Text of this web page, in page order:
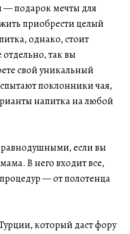
подарок мечты для
приобрести целый
однако, стоит
отдельно, так вы
свой уникальный
поклонники чая,
напитка на любой
если вы
В него входит все,
— от полотенца
который даст фору